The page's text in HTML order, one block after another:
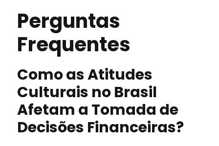
Perguntas
Frequentes
Como as Atitudes
Culturais no Brasil
Afetam a Tomada de
Decisões Financeiras?